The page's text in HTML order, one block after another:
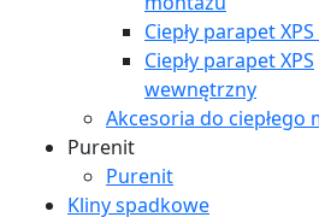
Ciepły parapet
Ciepły parapet XPS
wewnętrzny
Akcesoria do ciepłego
Purenit
Purenit
Kliny spadkowe